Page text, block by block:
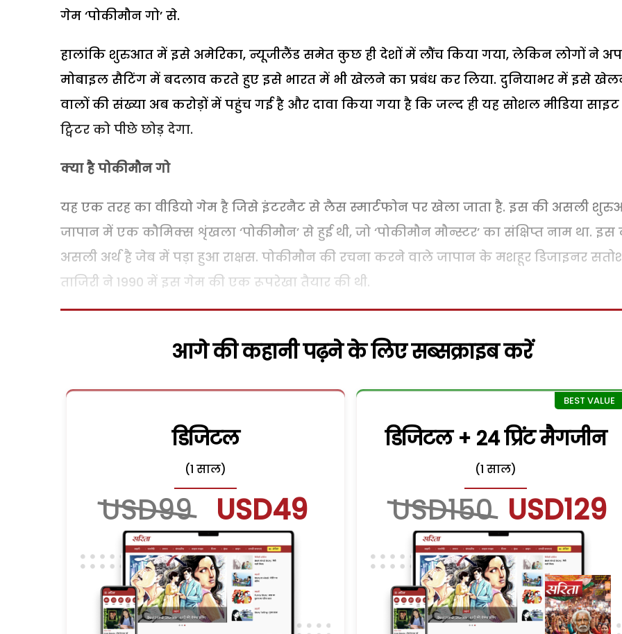
गेम ‘पोकीमौन गो’ से.
हालांकि शुरुआत में इसे अमेरिका, न्यूजीलैंड समेत कुछ ही देशों में लौंच किया गया, लेकिन लोगों ने
मोबाइल सैटिंग में बदलाव करते हुए इसे भारत में भी खेलने का प्रबंध कर लिया. दुनियाभर में इसे
वालों की संख्या अब करोड़ों में पहुंच गई है और दावा किया गया है कि जल्द ही यह सोशल मीडिया साइट
ट्विटर को पीछे छोड़ देगा.
क्या है पोकीमौन गो
यह एक तरह का वीडियो गेम है जिसे इंटरनैट से लैस स्मार्टफोन पर खेला जाता है. इस की असली
जापान में एक कौमिक्स शृंखला ‘पोकीमौन’ से हुई थी, जो ‘पोकीमौन मौन्स्टर’ का संक्षिप्त नाम था. इस
असली अर्थ है जेब में पड़ा हुआ राक्षस. पोकीमौन की रचना करने वाले जापान के मशहूर डिजाइनर
ताजिरी ने 1990 में इस गेम की एक रूपरेखा तैयार की थी.
आगे की कहानी पढ़ने के लिए सब्सक्राइब करें
डिजिटल
(1 साल)
USD99 USD49
डिजिटल + 24 प्रिंट मैगजीन
(1 साल)
USD150 USD129